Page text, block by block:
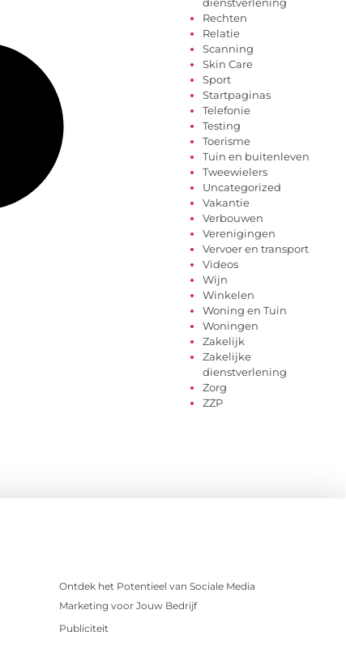
Rechten
Relatie
Scanning
Skin Care
Sport
Startpaginas
Telefonie
Testing
Toerisme
Tuin en buitenleven
Tweewielers
Uncategorized
Vakantie
Verbouwen
Verenigingen
Vervoer en transport
Videos
Wijn
Winkelen
Woning en Tuin
Woningen
Zakelijk
Zakelijke
dienstverlening
Zorg
ZZP
Ontdek het Potentieel van Sociale Media
Marketing voor Jouw Bedrijf
Publiciteit